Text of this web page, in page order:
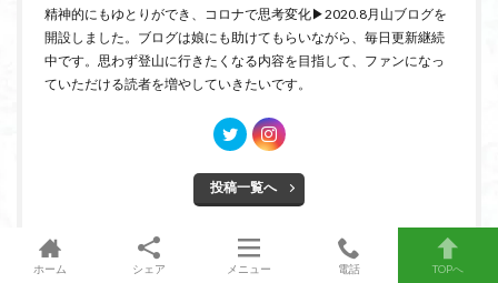
精神的にもゆとりができ、コロナで思考変化▶2020.8月山ブログを
開設しました。ブログは娘にも助けてもらいながら、毎日更新継続
中です。思わず登山に行きたくなる内容を目指して、ファンになっ
ていただける読者を増やしていきたいです。
投稿一覧へ
ホーム シェア メニュー 電話 TOPへ